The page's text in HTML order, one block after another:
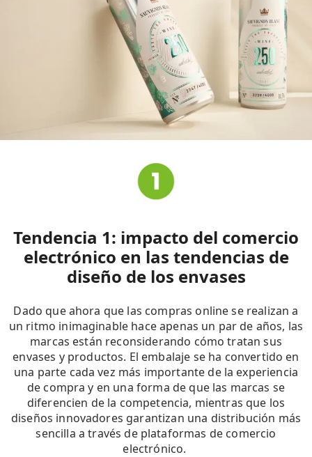
Tendencia 1: impacto del comercio
electrónico en las tendencias de
diseño de los envases
Dado que ahora que las compras online se realizan a
un ritmo inimaginable hace apenas un par de años, las
marcas están reconsiderando cómo tratan sus
envases y productos. El embalaje se ha convertido en
una parte cada vez más importante de la experiencia
de compra y en una forma de que las marcas se
diferencien de la competencia, mientras que los
diseños innovadores garantizan una distribución más
sencilla a través de plataformas de comercio
electrónico.